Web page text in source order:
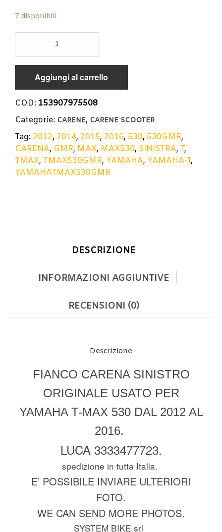
7 disponibili
YAMAHA
T-
530
2012-
YAMAHA
MAX
530
2015-
2016
Aggiungi al carrello
COD: 153907975508
Categorie: CARENE, CARENE SCOOTER
Tag: 2012, 2014, 2015, 2016, 530, 530GMR,
CARENA, GMR, MAX, MAX530, SINISTRA, T,
TMAX, TMAX530GMR, YAMAHA, YAMAHA-T,
YAMAHATMAX530GMR
DESCRIZIONE
INFORMAZIONI AGGIUNTIVE
RECENSIONI (0)
Descrizione
FIANCO CARENA SINISTRO
ORIGINALE USATO PER
YAMAHA T-MAX 530 DAL 2012 AL
2016.
LUCA 3333477723.
spedizione in tutta Italia.
E’ POSSIBILE INVIARE ULTERIORI
FOTO.
WE CAN SEND MORE PHOTOS.
SYSTEM BIKE srl